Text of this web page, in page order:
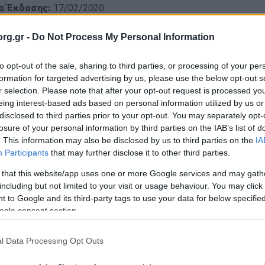
- Do Not Process My Personal Information
opt-out of the sale, sharing to third parties, or processing of your
for targeted advertising by us, please use the below opt-out
selection. Please note that after your opt-out request is processed
interest-based ads based on personal information utilized by us
to third parties prior to your opt-out. You may separately
of your personal information by third parties on the IAB’s list of
This information may also be disclosed by us to third parties on the
Participants that may further disclose it to other third parties.
that this website/app uses one or more Google services and may
but not limited to your visit or usage behaviour. You may
to Google and its third-party tags to use your data for below
consent section.
Data Processing Opt Outs
Έκδοσης: 17/02/2020
είναι μια δράση του Κλάδου Προσκοπικού Δικτύου Γ.Ε., για
για πέμπτη χρονιά. Σκοπός της δράσης είναι η
δηλαδή, συνεργασία με φορείς, συλλόγους και ιδρύματα, στα
και παρεμβαίνοντας ώστε να παραχθεί ένα ωφέλιμο, θετικό
καλύπτει τις ανάγκες που προκύπτουν σε διάφορα μέρη της
ευρύ πεδίο δεξιοτήτων στα Μέλη Προσκοπικού Δικτύου που
το θέμα-πρόβλημα που θα ασχοληθούν και να οργανώσουν
με άτομα διαφόρων κοινωνικών ομάδων, ηλικιών ή
χρήσιμες και για τον επαγγελματικό στίβο: δημιουργική
άλλες.
+ΠΡΑΞΗ πραγματοποιείται, συνήθως, κατά τη διάρκεια των
υλοποίησης. Είναι γνωστό, άλλωστε, ότι η κοινωνική παρέμβαση